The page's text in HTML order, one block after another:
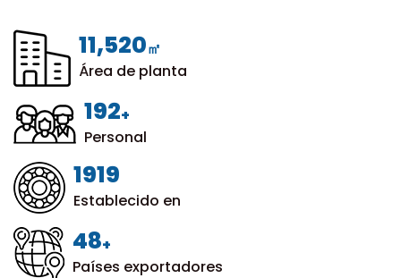
12,000㎡
Área de planta
200+
Personal
1999
Establecido en
50+
Países exportadores